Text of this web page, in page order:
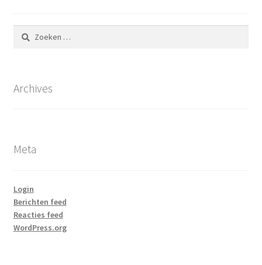
Zoeken
naar:
Archives
Meta
Login
Berichten feed
Reacties feed
WordPress.org